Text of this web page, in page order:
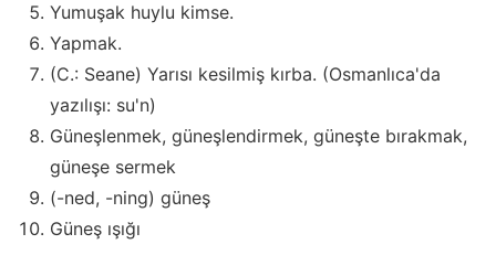
Yumuşak huylu kimse.
Yapmak.
(C.: Seane) Yarısı kesilmiş kırba. (Osmanlıca'da
yazılışı: su'n)
Güneşlenmek, güneşlendirmek, güneşte bırakmak,
güneşe sermek
(-ned, -ning) güneş
Güneş ışığı